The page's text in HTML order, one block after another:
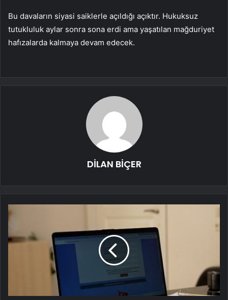
Bu davaların siyasi saiklerle açıldığı açıktır. Hukuksuz
tutukluluk aylar sonra sona erdi ama yaşatılan mağduriyet
hafızalarda kalmaya devam edecek.
DİLAN BİÇER